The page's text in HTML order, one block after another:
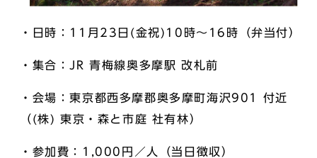
・日時：11月23日(金祝)10時～16時（弁当付）
・集合：JR 青梅線奥多摩駅 改札前
・会場：東京都西多摩郡奥多摩町海沢901 付近
（(株) 東京・森と市庭 社有林）
・参加費：1,000円／人（当日徴収）